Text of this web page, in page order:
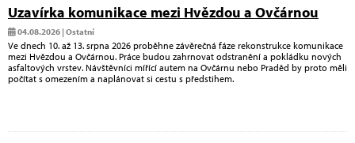
Uzavírka komunikace mezi Hvězdou a Ovčárnou
04.08.2026 | Ostatní
Ve dnech 10. až 13. srpna 2026 proběhne závěrečná fáze rekonstrukce komunikace
mezi Hvězdou a Ovčárnou. Práce budou zahrnovat odstranění a pokládku nových
asfaltových vrstev. Návštěvníci mířící autem na Ovčárnu nebo Praděd by proto měli
počítat s omezením a naplánovat si cestu s předstihem.